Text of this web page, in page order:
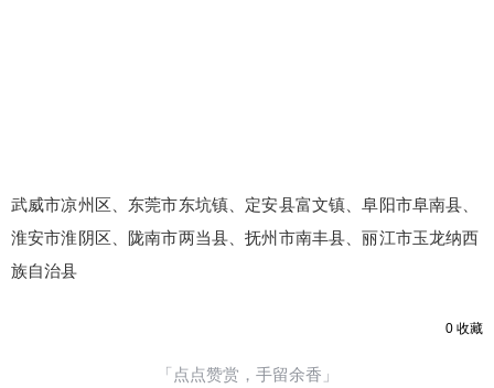
武威市凉州区、东莞市东坑镇、定安县富文镇、阜阳市阜南县、
淮安市淮阴区、陇南市两当县、抚州市南丰县、丽江市玉龙纳西
族自治县
0 收藏
「点点赞赏，手留余香」